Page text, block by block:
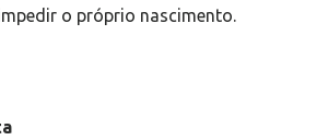
o próprio nascimento.